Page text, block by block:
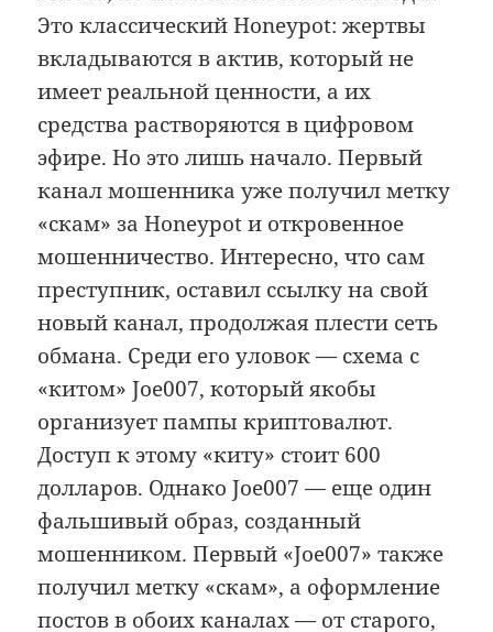
Это классический Honeypot: жертвы
вкладываются в актив, который не
имеет реальной ценности, а их
средства растворяются в цифровом
эфире. Но это лишь начало. Первый
канал мошенника уже получил метку
«скам» за Honeypot и откровенное
мошенничество. Интересно, что сам
преступник, оставил ссылку на свой
новый канал, продолжая плести сеть
обмана. Среди его уловок — схема с
«китом» Joe007, который якобы
организует пампы криптовалют.
Доступ к этому «киту» стоит 600
долларов. Однако Joe007 — еще один
фальшивый образ, созданный
мошенником. Первый «Joe007» также
получил метку «скам», а оформление
постов в обоих каналах — от старого,